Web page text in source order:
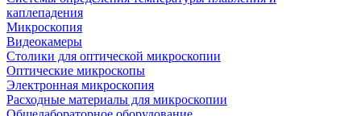
каплепадения
Микроскопия
Видеокамеры
Столики для оптической микроскопии
Оптические микроскопы
Электронная микроскопия
Расходные материалы для микроскопии